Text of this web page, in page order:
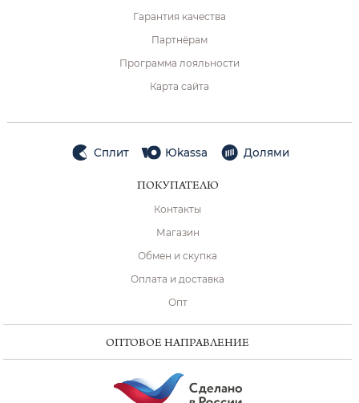
Гарантия качества
Партнёрам
Программа лояльности
Карта сайта
Сплит Юkassa Долями
ПОКУПАТЕЛЮ
Контакты
Магазин
Обмен и скупка
Оплата и доставка
Опт
ОПТОВОЕ НАПРАВЛЕНИЕ